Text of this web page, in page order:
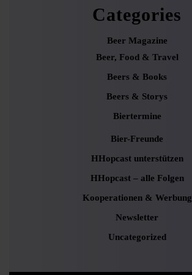
Categories
Beer Magazine
Beer, Food & Travel
Beers & Books
Beers & Storys
Biertermine
Bier-Freunde
HHopcast unterstützen
HHopcast – alle Folgen
Kooperationen & Werbung
Newsletter
Uncategorized